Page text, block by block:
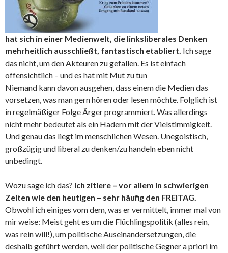
hat sich in einer Medienwelt, die linksliberales Denken
mehrheitlich ausschließt, fantastisch etabliert. Ich sage
das nicht, um den Akteuren zu gefallen. Es ist einfach
offensichtlich – und es hat mit Mut zu tun
Niemand kann davon ausgehen, dass einem die Medien das
vorsetzen, was man gern hören oder lesen möchte. Folglich ist
in regelmäßiger Folge Ärger programmiert. Was allerdings
nicht mehr bedeutet als ein Hadern mit der Vielstimmigkeit.
Und genau das liegt im menschlichen Wesen. Unegoistisch,
großzügig und liberal zu denken/zu handeln eben nicht
unbedingt.
Wozu sage ich das? Ich zitiere – vor allem in schwierigen
Zeiten wie den heutigen – sehr häufig den FREITAG.
Obwohl ich einiges vom dem, was er vermittelt, immer mal von
mir weise: Meist geht es um die Flüchlingspolitik (alles rein,
was rein will!), um politische Auseinandersetzungen, die
deshalb geführt werden, weil der politische Gegner a priori im